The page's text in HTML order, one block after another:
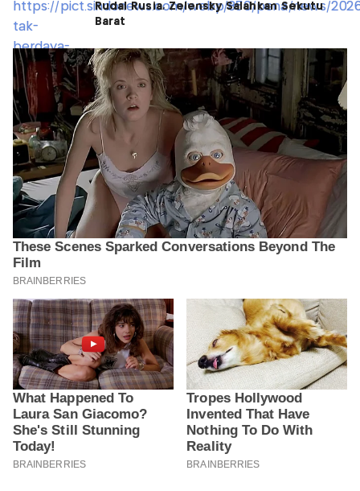
Rudal Rusia, Zelensky Salahkan Sekutu
Barat